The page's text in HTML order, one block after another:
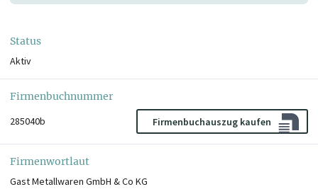
Status
Aktiv
Firmenbuchnummer
285040b
Firmenbuchauszug kaufen
Firmenwortlaut
Gast Metallwaren GmbH & Co KG